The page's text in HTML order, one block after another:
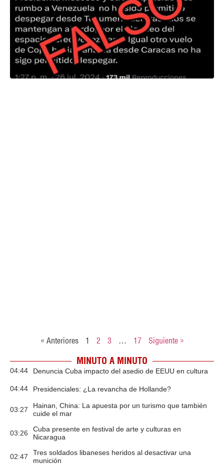
« Anteriores 1 2 3 … 17 Siguiente »
MINUTO A MINUTO
04:44 Denuncia Cuba impacto del asedio de EEUU en cultura
04:44 Presidenciales: ¿La revancha de Hollande?
03:27
Hainan, China: La apuesta por un turismo que también
cuide el mar
03:26
Cuba presente en festival de arte y culturas en
Nicaragua
02:47
Tres soldados libaneses heridos al desactivar una
munición